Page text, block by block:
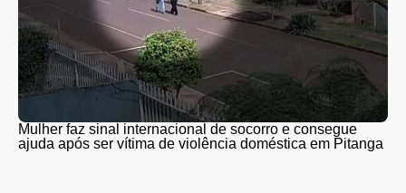
Mulher faz sinal internacional de socorro e consegue
ajuda após ser vítima de violência doméstica em Pitanga